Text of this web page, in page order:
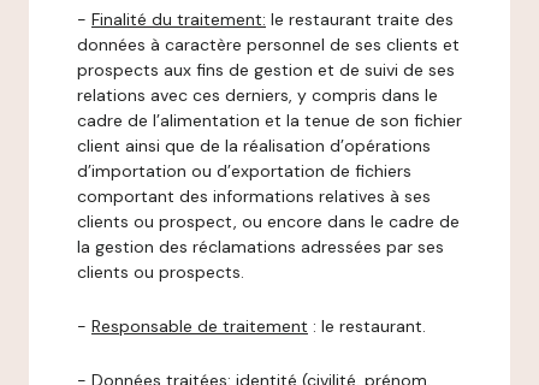
- Finalité du traitement: le restaurant traite des
données à caractère personnel de ses clients et
prospects aux fins de gestion et de suivi de ses
relations avec ces derniers, y compris dans le
cadre de l’alimentation et la tenue de son fichier
client ainsi que de la réalisation d’opérations
d’importation ou d’exportation de fichiers
comportant des informations relatives à ses
clients ou prospect, ou encore dans le cadre de
la gestion des réclamations adressées par ses
clients ou prospects.
- Responsable de traitement : le restaurant.
- Données traitées: identité (civilité, prénom,